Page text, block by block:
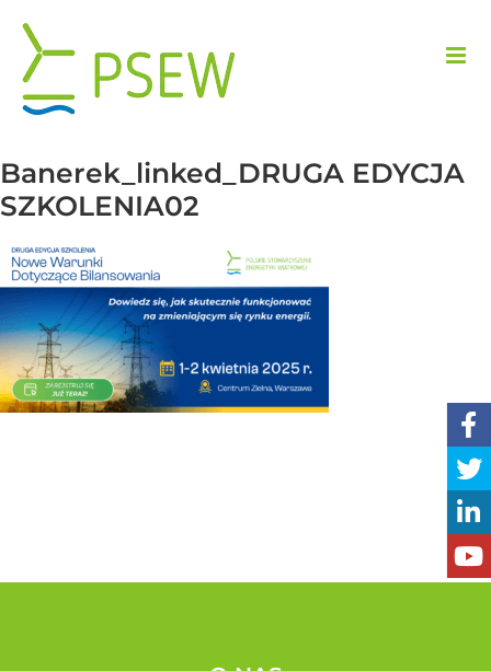
zawartości
Banerek_linked_DRUGA EDYCJA
SZKOLENIA02